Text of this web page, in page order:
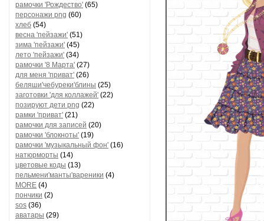
рамочки 'Рождество' (65)
персонажи png (60)
хлеб (54)
весна 'пейзажи' (51)
зима 'пейзажи' (45)
лето 'пейзажи' (34)
рамочки '8 Марта' (27)
для меня 'приват' (26)
беляши'чебуреки'блины (25)
заготовки 'для коллажей' (22)
позируют дети png (22)
рамки 'приват' (21)
рамочки для записей (20)
рамочки 'блокноты' (19)
рамочки 'музыкальный фон' (16)
натюрморты (14)
цветовые коды (13)
пельмени'манты'вареники (4)
MORE (4)
пончики (2)
sos (36)
аватары (29)